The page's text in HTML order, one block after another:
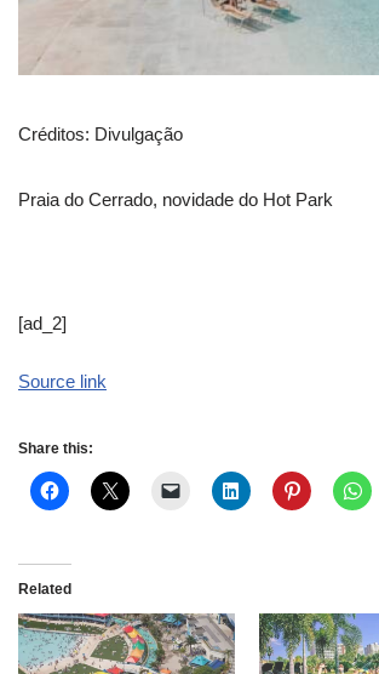
Créditos: Divulgação
Praia do Cerrado, novidade do Hot Park
[ad_2]
Source link
Share this:
Related